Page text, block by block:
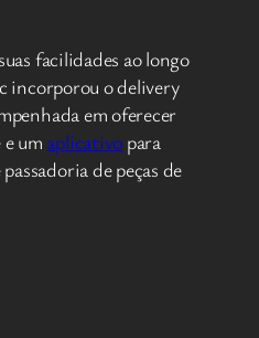
facilidades ao longo
incorporou o delivery
em oferecer
um aplicativo para
de peças de